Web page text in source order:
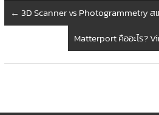
← 3D Scanner vs Photogrammetry ส
Matterport คืออะไร?